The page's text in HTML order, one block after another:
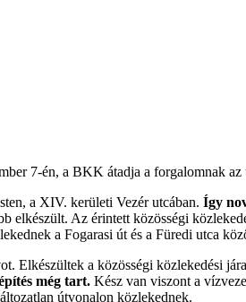
7-én, a BKK átadja a forgalomnak
a XIV. kerületi Vezér utcában. Így
elkészült. Az érintett közösségi
a Fogarasi út és a Füredi utca
Elkészültek a közösségi közlekedési
még tart. Kész van viszont a
útvonalon közlekednek.